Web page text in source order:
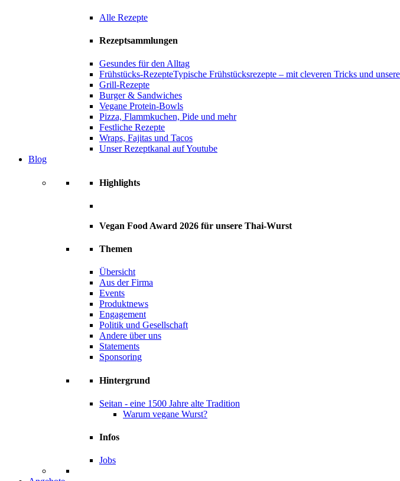
Alle Rezepte
Rezeptsammlungen
Gesundes für den Alltag
Frühstücks-RezepteTypische Frühstücksrezepte – mit cleveren Tricks und
Grill-Rezepte
Burger & Sandwiches
Vegane Protein-Bowls
Pizza, Flammkuchen, Pide und mehr
Festliche Rezepte
Wraps, Fajitas und Tacos
Unser Rezeptkanal auf Youtube
Blog
Highlights
Vegan Food Award 2026 für unsere Thai-Wurst
Themen
Übersicht
Aus der Firma
Events
Produktnews
Engagement
Politik und Gesellschaft
Andere über uns
Statements
Sponsoring
Hintergrund
Seitan - eine 1500 Jahre alte Tradition
Warum vegane Wurst?
Infos
Jobs